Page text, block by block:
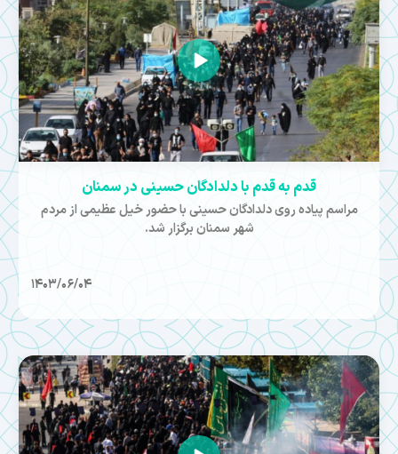
قدم به قدم با دلدادگان حسینی در سمنان
مراسم پیاده روی دلدادگان حسینی با حضور خیل عظیمی از مردم
شهر سمنان برگزار شد.
1403/06/04